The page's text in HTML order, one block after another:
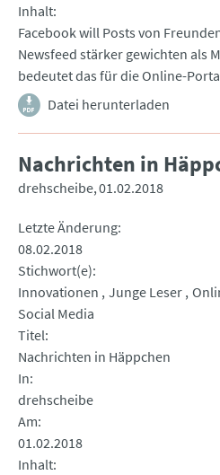
Inhalt
Facebook will Posts von
Newsfeed stärker gewichten als
bedeutet das für die Online-
Datei herunterladen
Nachrichten in
drehscheibe 01.02.2018
Letzte Änderung
08.02.2018
Stichwort(e)
Innovationen Junge Leser
Social Media
Titel
Nachrichten in Häppchen
In
drehscheibe
Am
01.02.2018
Inhalt